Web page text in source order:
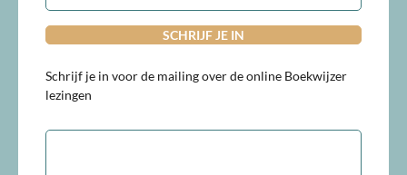
Schrijf je in voor de mailing over de online Boekwijzer
lezingen
E-